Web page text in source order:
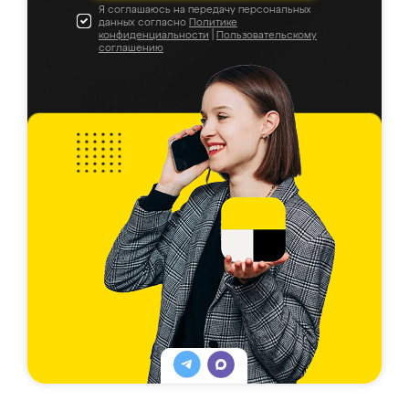
Я соглашаюсь на передачу персональных
данных согласно Политике
конфиденциальности
Пользовательскому
соглашению